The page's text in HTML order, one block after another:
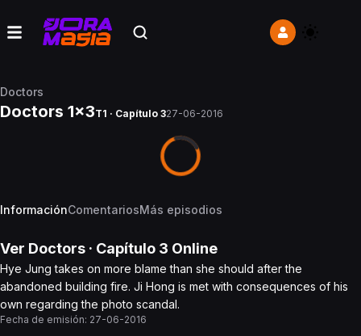
Doctors
Doctors 1x3T1 · Capítulo 327-06-2016
InformaciónComentariosMás episodios
Ver Doctors · Capítulo 3 Online
Hye Jung takes on more blame than she should after the
abandoned building fire. Ji Hong is met with consequences of his
own regarding the photo scandal.
Fecha de emisión: 27-06-2016